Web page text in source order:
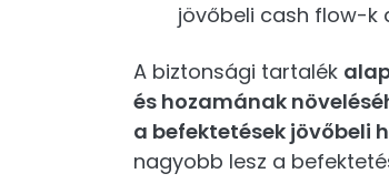
jövőbeli cash flow-k
A biztonsági tartalék
és hozamának
a befektetések jövőbeli
nagyobb lesz a